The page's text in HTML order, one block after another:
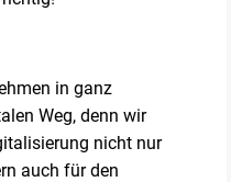
in ganz
Weg, denn wir
nicht nur
auch für den